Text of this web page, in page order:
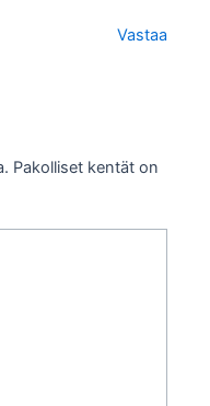
Vastaa
Pakolliset kentät on